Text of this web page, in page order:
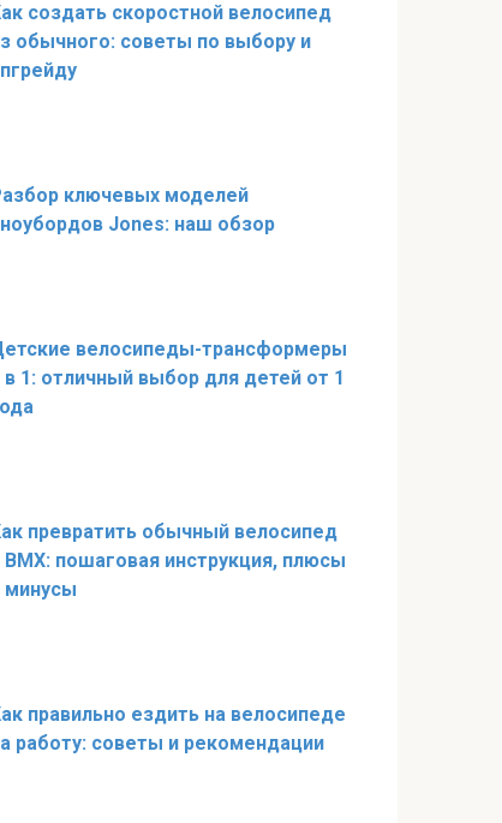
создать скоростной велосипед
обычного: советы по выбору и
ключевых моделей
Jones: наш обзор
велосипеды-трансформеры
в 1: отличный выбор для детей от 1
превратить обычный велосипед
BMX: пошаговая инструкция, плюсы
минусы
правильно ездить на велосипеде
работу: советы и рекомендации